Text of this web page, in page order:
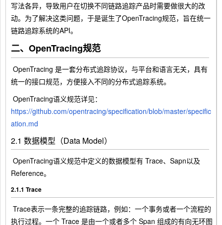
写法各异，导致用户在切换不同链路追踪产品时需要做很大的改
动。为了解决这类问题，于是诞生了OpenTracing规范，旨在统一
链路追踪系统的API。
二、OpenTracing规范
​ OpenTracing 是一套分布式追踪协议，与平台和语言无关，具有
统一的接口规范，方便接入不同的分布式追踪系统。
​ OpenTracing语义规范详见：
https://github.com/opentracing/specification/blob/master/specific
ation.md
2.1 数据模型（Data Model）
​ OpenTracing语义规范中定义的数据模型有 Trace、Sapn以及
Reference。
2.1.1 Trace
​ Trace表示一条完整的追踪链路，例如：一个事务或者一个流程的
执行过程。一个 Trace 是由一个或者多个 Span 组成的有向无环图